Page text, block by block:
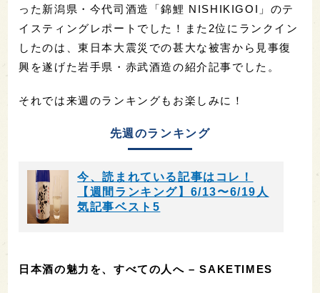
った新潟県・今代司酒造「錦鯉 NISHIKIGOI」のテ
イスティングレポートでした！また2位にランクイン
したのは、東日本大震災での甚大な被害から見事復
興を遂げた岩手県・赤武酒造の紹介記事でした。
それでは来週のランキングもお楽しみに！
先週のランキング
今、読まれている記事はコレ！
【週間ランキング】6/13〜6/19人
気記事ベスト5
日本酒の魅力を、すべての人へ – SAKETIMES